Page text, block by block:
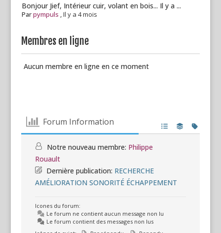
Bonjour Jief, Intérieur cuir, volant en bois... Il y a ...
Parpympuls Il y a 4 mois
Membres en ligne
Aucun membre en ligne en ce moment
Forum Information
Notre nouveau membre: Philippe
Rouault
Dernière publication: RECHERCHE
AMÉLIORATION SONORITÉ ÉCHAPPEMENT
Icones du forum:
Le forum ne contient aucun message non lu
Le forum contient des messages non lus